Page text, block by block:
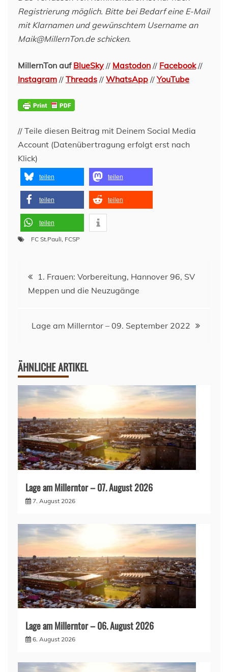
Registrierung möglich. Bitte bei Bedarf eine E-Mail
mit Klarnamen und gewünschtem Username an
Maik@MillernTon.de schicken.
MillernTon auf BlueSky // Mastodon // Facebook//
Instagram // Threads // WhatsApp //YouTube
// Teile diesen Beitrag mit Deinem Social Media
Account (Datenübertragung erfolgt erst nach
Klick)
teilen teilen
teilen teilen
teilen
FC St.Pauli, FCSP
Beitragsnavigation
1. Frauen: Vorbereitung, Hannover 96, SV
Meppen und die Neuzugänge
Lage am Millerntor – 09. September 2022
ÄHNLICHE ARTIKEL
Lage am Millerntor – 07. August 2026
7. August 2026
Lage am Millerntor – 06. August 2026
6. August 2026